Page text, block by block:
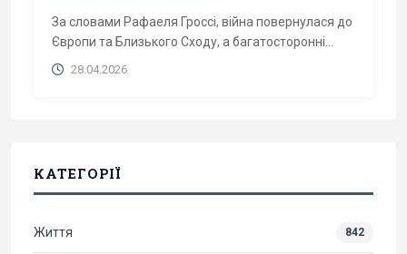
За словами Рафаеля Гроссі, війна повернулася до
Європи та Близького Сходу, а багатосторонні...
28.04.2026
КАТЕГОРІЇ
Життя 842